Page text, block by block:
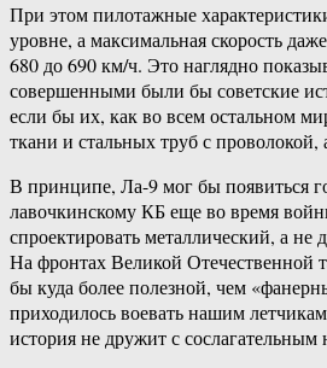
При этом пилотажные
уровне, а максимальная скорость
680 до 690 км/ч. Это наглядно
совершенными были бы советские
если бы их, как во всем остальном
ткани и стальных труб с
В принципе, Ла-9 мог бы появиться
лавочкинскому КБ еще во время
спроектировать металлический, а не
На фронтах Великой Отечественной
бы куда более полезной, чем
приходилось воевать нашим
история не дружит с сослагательным